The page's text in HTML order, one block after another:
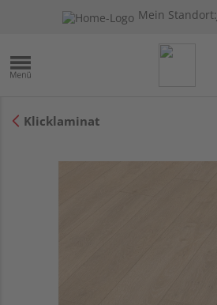
Mein Standort:
Klicklaminat